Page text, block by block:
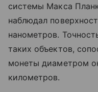
системы Макса
наблюдал
нанометров.
таких объектов,
монеты диаметром
километров.